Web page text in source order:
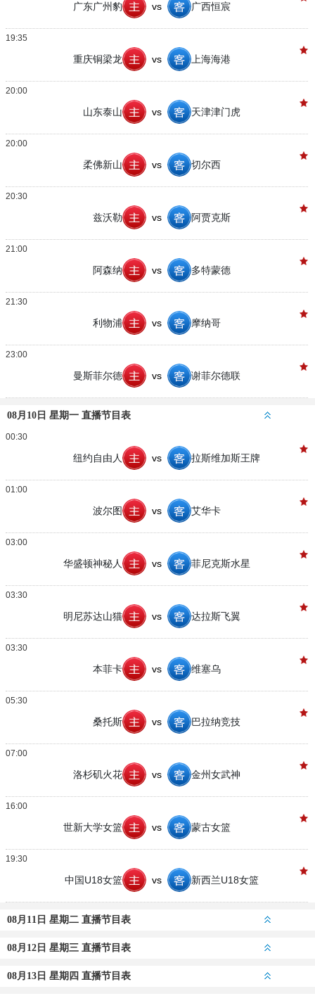
广东广州豹 vs 广西恒宸
19:35
重庆铜梁龙 vs 上海海港
20:00
山东泰山 vs 天津津门虎
20:00
柔佛新山 vs 切尔西
20:30
兹沃勒 vs 阿贾克斯
21:00
阿森纳 vs 多特蒙德
21:30
利物浦 vs 摩纳哥
23:00
曼斯菲尔德 vs 谢菲尔德联
08月10日 星期一 直播节目表
00:30
纽约自由人 vs 拉斯维加斯王牌
01:00
波尔图 vs 艾华卡
03:00
华盛顿神秘人 vs 菲尼克斯水星
03:30
明尼苏达山猫 vs 达拉斯飞翼
03:30
本菲卡 vs 维塞乌
05:30
桑托斯 vs 巴拉纳竞技
07:00
洛杉矶火花 vs 金州女武神
16:00
世新大学女篮 vs 蒙古女篮
19:30
中国U18女篮 vs 新西兰U18女篮
08月11日 星期二 直播节目表
08月12日 星期三 直播节目表
08月13日 星期四 直播节目表